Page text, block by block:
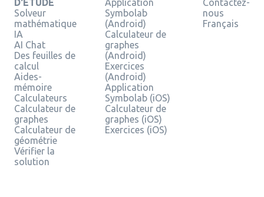
D'ÉTUDE
Solveur
mathématique
IA
AI Chat
Des feuilles de
calcul
Aides-
mémoire
Calculateurs
Calculateur de
graphes
Calculateur de
géométrie
Vérifier la
solution
Application
Symbolab
(Android)
Calculateur de
graphes
(Android)
Exercices
(Android)
Application
Symbolab (iOS)
Calculateur de
graphes (iOS)
Exercices (iOS)
Contactez-
nous
Français